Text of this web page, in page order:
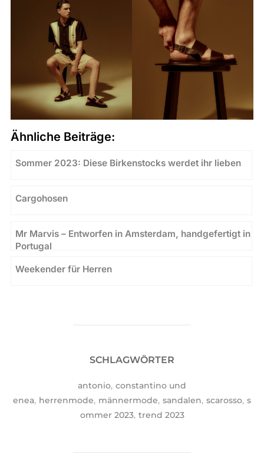
Ähnliche Beiträge:
Sommer 2023: Diese Birkenstocks werdet ihr lieben
Cargohosen
Mr Marvis – Entworfen in Amsterdam, handgefertigt in
Portugal
Weekender für Herren
SCHLAGWÖRTER
antonio, constantino und
enea, herrenmode, männermode, sandalen, scarosso, s
ommer 2023, trend 2023